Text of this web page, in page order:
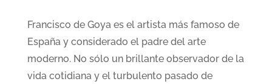
Francisco de Goya es el artista más famoso de
España y considerado el padre del arte
moderno. No sólo un brillante observador de la
vida cotidiana y el turbulento pasado de